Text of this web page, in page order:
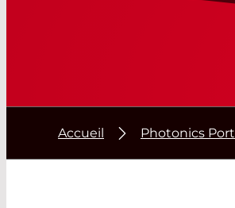
Accueil Photonics